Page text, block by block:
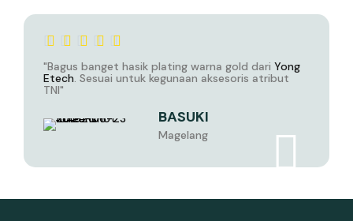
"Bagus banget hasik plating warna gold dari Yong
Etech. Sesuai untuk kegunaan aksesoris atribut
TNI"
BASUKI
Magelang